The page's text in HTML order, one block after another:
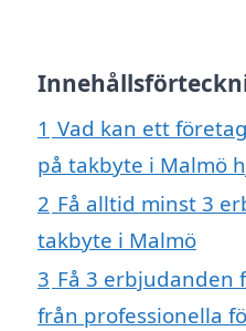
1 Vad kan ett
på takbyte i Malmö
2 Få alltid minst 3
takbyte i Malmö
3 Få 3 erbjudanden
från professionella